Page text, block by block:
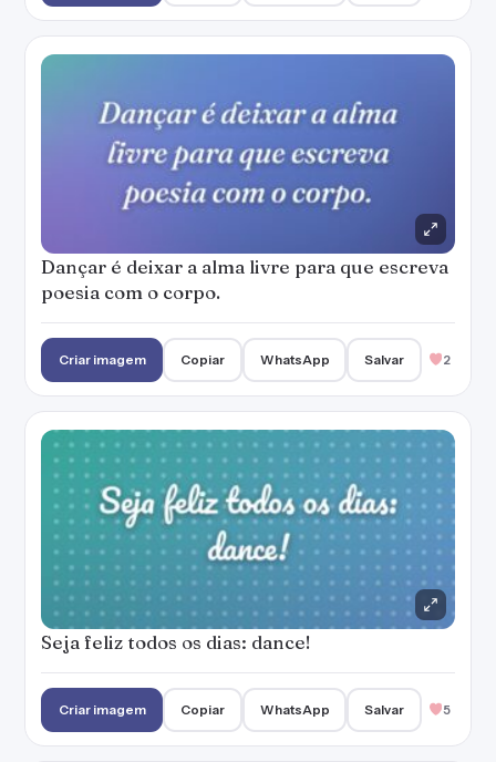
Dançar é deixar a alma livre para que escreva
poesia com o corpo.
Criar imagem Copiar WhatsApp Salvar 2
Seja feliz todos os dias: dance!
Criar imagem Copiar WhatsApp Salvar 5